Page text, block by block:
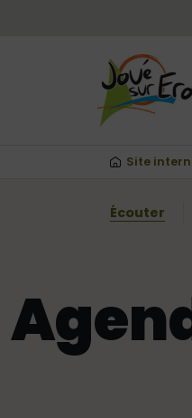
Vous
Site
Écouter